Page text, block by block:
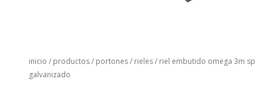
inicio / productos/ portones/ rieles/ riel embutido omega 3m sp
galvanizado